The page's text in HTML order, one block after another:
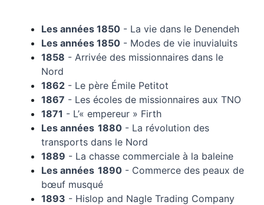
Les années 1850 - La vie dans le Denendeh
Les années 1850 - Modes de vie inuvialuits
1858 - Arrivée des missionnaires dans le
Nord
1862 - Le père Émile Petitot
1867 - Les écoles de missionnaires aux TNO
1871 - L’« empereur » Firth
Les années 1880 - La révolution des
transports dans le Nord
1889 - La chasse commerciale à la baleine
Les années 1890 - Commerce des peaux de
bœuf musqué
1893 - Hislop and Nagle Trading Company